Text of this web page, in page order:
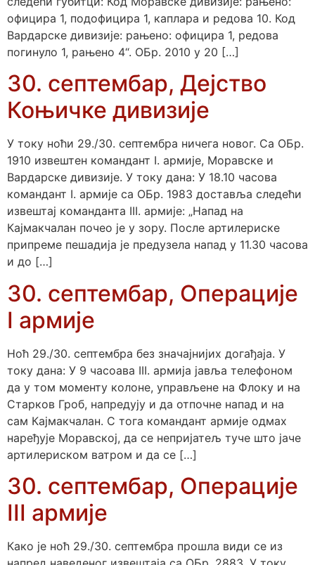
официра 1, подофицира 1, каплара и редова 10. Код
Вардарске дивизије: рањено: официра 1, редова
погинуло 1, рањено 4“. ОБр. 2010 у 20 […]
30. септембар, Дејство
Коњичке дивизије
У току ноћи 29./30. септембра ничега новог. Са ОБр.
1910 извештен командант I. армије, Моравске и
Вардарске дивизије. У току дана: У 18.10 часова
командант I. армије са ОБр. 1983 доставља следећи
извештај команданта III. армије: „Напад на
Кајмакчалан почео је у зору. После артилериске
припреме пешадија је предузела напад у 11.30 часова
и до […]
30. септембар, Операције
I армије
Ноћ 29./30. септембра без значајнијих догађаја. У
току дана: У 9 часоава III. армија јавља телефоном
да у том моменту колоне, управљене на Флоку и на
Старков Гроб, напредују и да отпочне напад и на
сам Кајмакчалан. С тога командант армије одмах
наређује Моравској, да се непријатељ туче што јаче
артилериском ватром и да се […]
30. септембар, Операције
III армије
Како је ноћ 29./30. септембра прошла види се из